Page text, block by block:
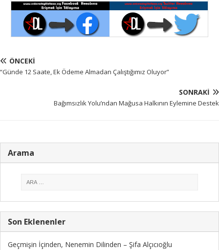
ÖNCEKI
“Günde 12 Saate, Ek Ödeme Almadan Çalıştığımız Oluyor”
SONRAKI
Bağımsızlık Yolu’ndan Mağusa Halkının Eylemine Destek
Arama
Son Eklenenler
Geçmişin İçinden, Nenemin Dilinden – Şifa Alçıcıoğlu